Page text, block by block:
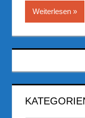
Weiterlesen